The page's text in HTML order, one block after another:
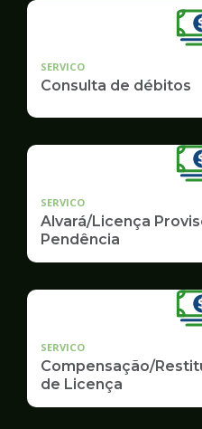
SERVICO
Consulta de débitos
SERVICO
Alvará/Licença
Pendência
SERVICO
Compensação/
de Licença